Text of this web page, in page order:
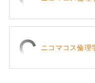
ニコマコス倫理